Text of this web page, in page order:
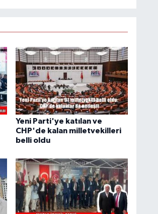
Yeni Parti'ye katılan ve
CHP'de kalan milletvekilleri
belli oldu